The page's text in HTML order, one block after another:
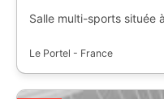
Salle multi-sports située
Le Portel - France